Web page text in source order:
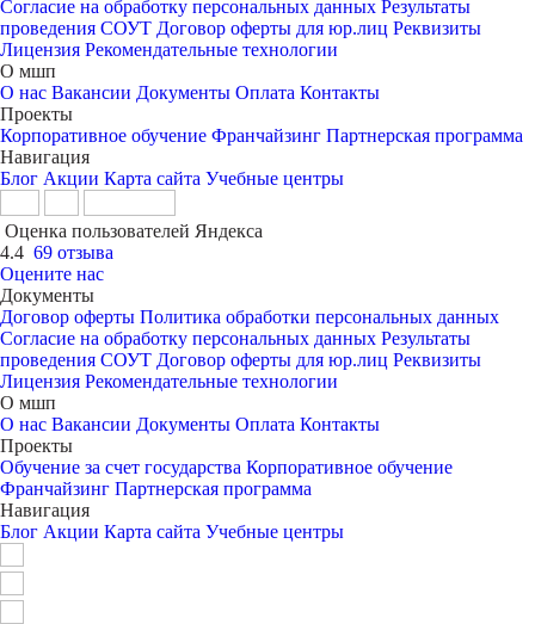
Согласие на обработку персональных данных Результаты
проведения СОУТ Договор оферты для юр.лиц Реквизиты
Лицензия Рекомендательные технологии
О мшп
О нас Вакансии Документы Оплата Контакты
Проекты
Корпоративное обучение Франчайзинг Партнерская программа
Навигация
Блог Акции Карта сайта Учебные центры
Оценка пользователей Яндекса
4.4 69 отзыва
Оцените нас
Документы
Договор оферты Политика обработки персональных данных
Согласие на обработку персональных данных Результаты
проведения СОУТ Договор оферты для юр.лиц Реквизиты
Лицензия Рекомендательные технологии
О мшп
О нас Вакансии Документы Оплата Контакты
Проекты
Обучение за счет государства Корпоративное обучение
Франчайзинг Партнерская программа
Навигация
Блог Акции Карта сайта Учебные центры